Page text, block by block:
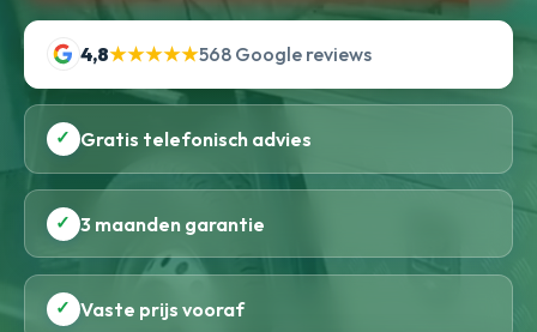
4,8★★★★★568 Google reviews
✓ Gratis telefonisch advies
✓ 3 maanden garantie
✓ Vaste prijs vooraf